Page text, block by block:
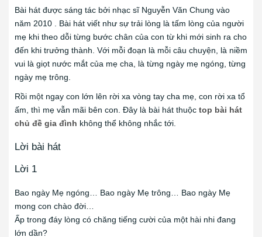
Bài hát được sáng tác bởi nhạc sĩ Nguyễn Văn Chung vào
năm 2010 . Bài hát viết như sự trải lòng là tấm lòng của người
mẹ khi theo dỗi từng bước chân của con từ khi mới sinh ra cho
đến khi trưởng thành. Với mỗi đoạn là mỗi câu chuyện, là niềm
vui là giọt nước mắt của mẹ cha, là từng ngày mẹ ngóng, từng
ngày mẹ trông.
Rồi một ngay con lớn lên rời xa vòng tay cha mẹ, con rời xa tổ
ấm, thì mẹ vẫn mãi bên con. Đây là bài hát thuộc top bài hát
chủ đề gia đình không thể không nhắc tới.
Lời bài hát
Lời 1
Bao ngày Mẹ ngóng… Bao ngày Mẹ trông… Bao ngày Mẹ
mong con chào đời…
Ấp trong đáy lòng có chăng tiếng cười của một hài nhi đang
lớn dần?